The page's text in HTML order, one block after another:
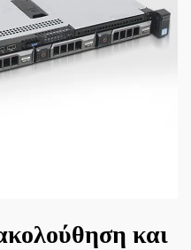
και